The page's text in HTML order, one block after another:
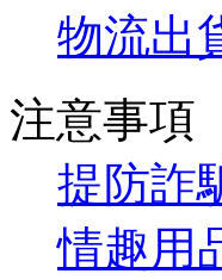
物流出
注意事項
提防詐
情趣用